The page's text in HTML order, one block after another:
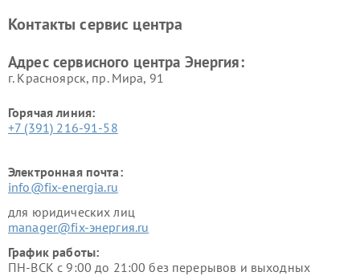
Контакты сервис центра
Адрес сервисного центра Энергия:
г. Красноярск, ​пр. Мира, 91
Горячая линия:
+7 (391) 216-91-58
Электронная почта:
info@fix-energia.ru
для юридических лиц
manager@fix-энергия.ru
График работы:
ПН-ВСК с 9:00 до 21:00 без перерывов и выходных